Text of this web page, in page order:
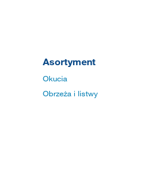
Asortyment
Okucia
Obrzeża i listwy